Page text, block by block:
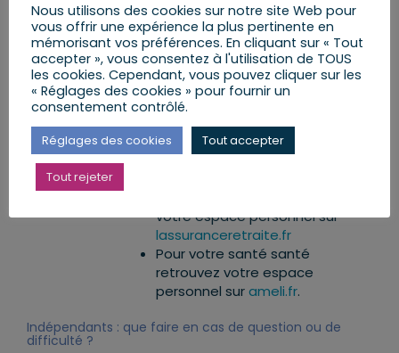
d’activité.
Étape 3 :
gérez votre
protection
Dès la création de votre
entreprise, vous pouvez créer
votre compte sur
l’Urssaf(qui a remplacé le site
secu-independants.fr
20 septembre 2021) pour gérer
votre espace personnel sur
lassuranceretraite.fr
Pour votre santé santé
retrouvez votre espace
personnel surameli.fr.
Indépendants : que faire en cas de question ou de
difficulté ?
Nous utilisons des cookies sur notre site Web pour
vous offrir une expérience la plus pertinente en
mémorisant vos préférences. En cliquant sur « Tout
accepter », vous consentez à l'utilisation de TOUS
les cookies. Cependant, vous pouvez cliquer sur les
« Réglages des cookies » pour fournir un
consentement contrôlé.
Réglages des cookies Tout accepter
Tout rejeter